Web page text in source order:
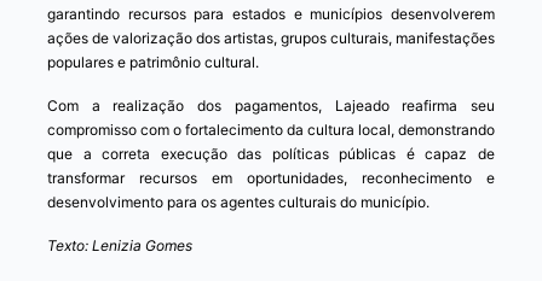
garantindo recursos para estados e municípios desenvolverem
ações de valorização dos artistas, grupos culturais, manifestações
populares e patrimônio cultural.
Com a realização dos pagamentos, Lajeado reafirma seu
compromisso com o fortalecimento da cultura local, demonstrando
que a correta execução das políticas públicas é capaz de
transformar recursos em oportunidades, reconhecimento e
desenvolvimento para os agentes culturais do município.
Texto: Lenizia Gomes